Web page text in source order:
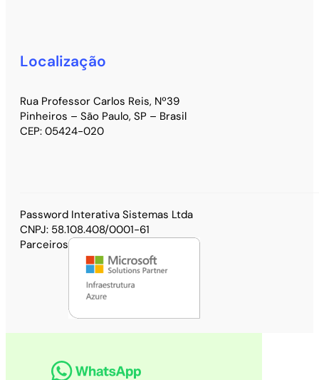
Localização
Rua Professor Carlos Reis, Nº39
Pinheiros – São Paulo, SP – Brasil
CEP: 05424-020
Password Interativa Sistemas Ltda
CNPJ: 58.108.408/0001-61
Parceiros